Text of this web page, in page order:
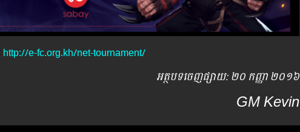
http://e-fc.org.kh/net-tournament/
អត្ថបទ​ចេញ​ផ្សាយ​: ២០ កញ្ញា ២០១៦
GM Kevin